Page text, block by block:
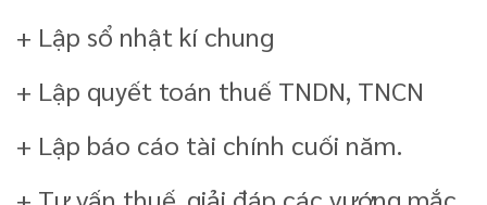
+ Lập sổ nhật kí chung
+ Lập quyết toán thuế TNDN, TNCN
+ Lập báo cáo tài chính cuối năm.